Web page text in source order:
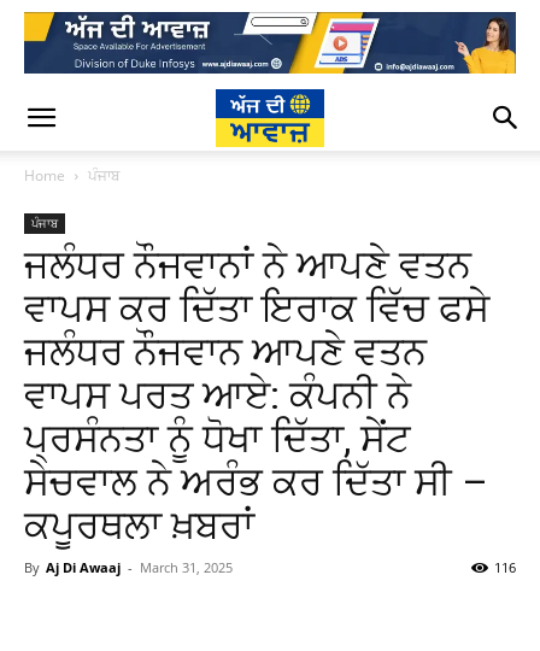
Home ਪੰਜਾਬ
ਪੰਜਾਬ
ਜਲੰਧਰ ਨੌਜਵਾਨਾਂ ਨੇ ਆਪਣੇ ਵਤਨ
ਵਾਪਸ ਕਰ ਦਿੱਤਾ ਇਰਾਕ ਵਿੱਚ ਫਸੇ
ਜਲੰਧਰ ਨੌਜਵਾਨ ਆਪਣੇ ਵਤਨ
ਵਾਪਸ ਪਰਤ ਆਏ: ਕੰਪਨੀ ਨੇ
ਪ੍ਰਸੰਨਤਾ ਨੂੰ ਧੋਖਾ ਦਿੱਤਾ, ਸੇਂਟ
ਸੇਚਵਾਲ ਨੇ ਅਰੰਭ ਕਰ ਦਿੱਤਾ ਸੀ –
ਕਪੂਰਥਲਾ ਖ਼ਬਰਾਂ
By Aj Di Awaaj - March 31, 2025 116